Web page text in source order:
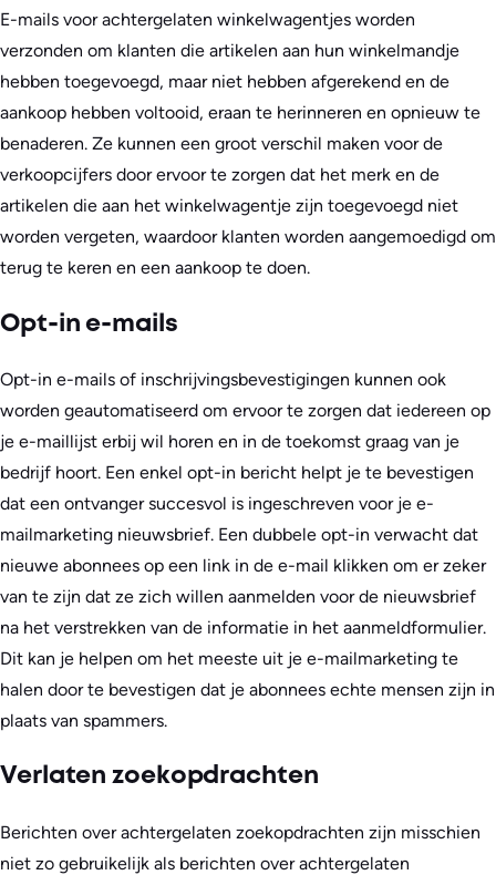
E-mails voor achtergelaten winkelwagentjes worden
verzonden om klanten die artikelen aan hun winkelmandje
hebben toegevoegd, maar niet hebben afgerekend en de
aankoop hebben voltooid, eraan te herinneren en opnieuw te
benaderen. Ze kunnen een groot verschil maken voor de
verkoopcijfers door ervoor te zorgen dat het merk en de
artikelen die aan het winkelwagentje zijn toegevoegd niet
worden vergeten, waardoor klanten worden aangemoedigd om
terug te keren en een aankoop te doen.
Opt-in e-mails
Opt-in e-mails of inschrijvingsbevestigingen kunnen ook
worden geautomatiseerd om ervoor te zorgen dat iedereen op
je e-maillijst erbij wil horen en in de toekomst graag van je
bedrijf hoort. Een enkel opt-in bericht helpt je te bevestigen
dat een ontvanger succesvol is ingeschreven voor je e-
mailmarketing nieuwsbrief. Een dubbele opt-in verwacht dat
nieuwe abonnees op een link in de e-mail klikken om er zeker
van te zijn dat ze zich willen aanmelden voor de nieuwsbrief
na het verstrekken van de informatie in het aanmeldformulier.
Dit kan je helpen om het meeste uit je e-mailmarketing te
halen door te bevestigen dat je abonnees echte mensen zijn in
plaats van spammers.
Verlaten zoekopdrachten
Berichten over achtergelaten zoekopdrachten zijn misschien
niet zo gebruikelijk als berichten over achtergelaten